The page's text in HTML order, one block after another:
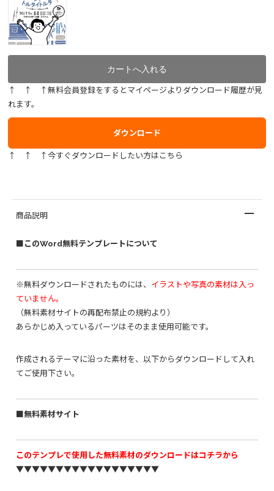
↑ ↑ ↑無料会員登録をするとマイページよりダウンロード履歴が見
れます。
ダウンロード
↑ ↑ ↑今すぐダウンロードしたい方はこちら
商品説明
■このWord無料テンプレートについて
※無料ダウンロードされたものには、 イラストや写真の素材は入っ
ていません。
（無料素材サイトの再配布禁止の規約より）
あらかじめ入っているパーツはそのまま使用可能です。
作成されるテーマに沿った素材を、以下からダウンロードして入れ
てご使用下さい。
■無料素材サイト
このテンプレで使用した無料素材のダウンロードはコチラから
▼▼▼▼▼▼▼▼▼▼▼▼▼▼▼▼▼▼